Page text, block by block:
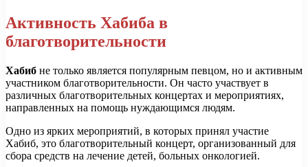
Активность Хабиба в
благотворительности
Хабиб не только является популярным певцом, но и активным
участником благотворительности. Он часто участвует в
различных благотворительных концертах и мероприятиях,
направленных на помощь нуждающимся людям.
Одно из ярких мероприятий, в которых принял участие
Хабиб, это благотворительный концерт, организованный для
сбора средств на лечение детей, больных онкологией.